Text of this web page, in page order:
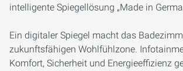
intelligente Spiegellösung „Made in
Ein digitaler Spiegel macht das
zukunftsfähigen Wohlfühlzone.
Komfort, Sicherheit und Energieeffizienz